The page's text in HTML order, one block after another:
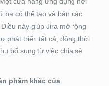
ba có thể tạo và bán các
này giúp Jira mở rộng
phát triển tất cả, đồng thời
bổ sung từ việc chia sẻ
phẩm khác của